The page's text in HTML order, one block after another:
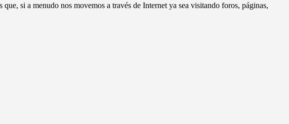
si a menudo nos movemos a través de Internet ya sea visitando foros, páginas,